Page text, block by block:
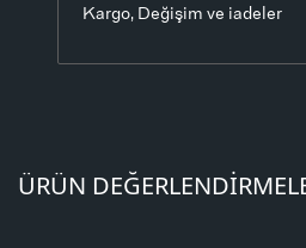
renklerde ton farklılıkları
Kargo, Değişim ve iadeler
ÜRÜN